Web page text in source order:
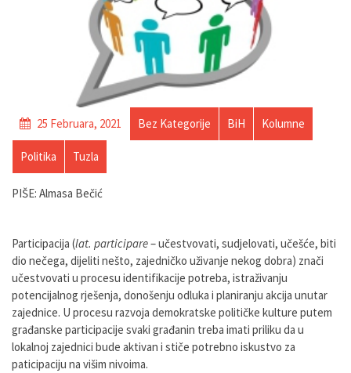
25 Februara, 2021 Bez Kategorije BiH Kolumne
Politika Tuzla
PIŠE: Almasa Bečić
Participacija (lat. participare– učestvovati, sudjelovati, učešće, biti
dio nečega, dijeliti nešto, zajedničko uživanje nekog dobra) znači
učestvovati u procesu identifikacije potreba, istraživanju
potencijalnog rješenja, donošenju odluka i planiranju akcija unutar
zajednice. U procesu razvoja demokratske političke kulture putem
građanske participacije svaki građanin treba imati priliku da u
lokalnoj zajednici bude aktivan i stiče potrebno iskustvo za
paticipaciju na višim nivoima.